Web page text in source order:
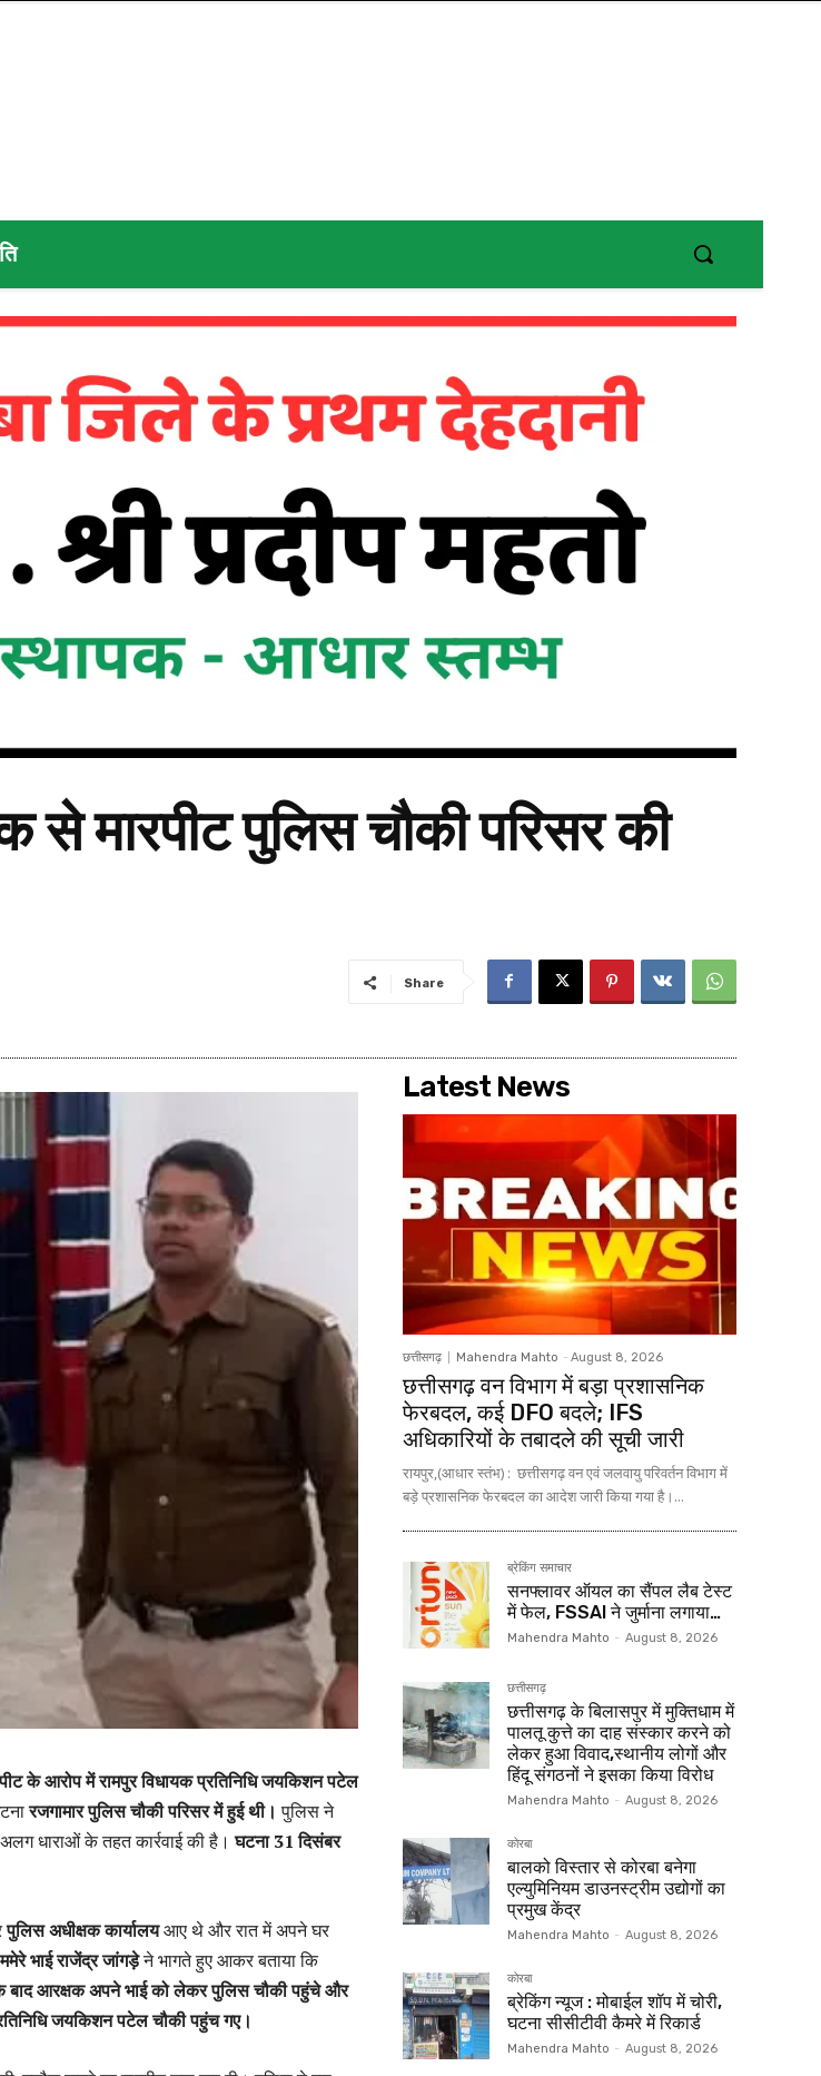
से मारपीट पुलिस चौकी परिसर की
Share
के आरोप में रामपुर विधायक प्रतिनिधि जयकिशन पटेल
रजगामार पुलिस चौकी परिसर में हुई थी। पुलिस ने
धाराओं के तहत कार्रवाई की है।घटना 31 दिसंबर
पुलिस अधीक्षक कार्यालयआए थे और रात में अपने घर
भाई राजेंद्र जांगड़ेने भागते हुए आकर बताया कि
आरक्षक अपने भाई को लेकर पुलिस चौकी पहुंचे और
जयकिशन पटेल चौकी पहुंच गए।
Latest News
छत्तीसगढ़ Mahendra Mahto - August 8, 2026
छत्तीसगढ़ वन विभाग में बड़ा प्रशासनिक
फेरबदल, कई DFO बदले; IFS
अधिकारियों के तबादले की सूची जारी
रायपुर,(आधार स्तंभ) : छत्तीसगढ़ वन एवं जलवायु परिवर्तन विभाग में
बड़े प्रशासनिक फेरबदल का आदेश जारी किया गया है।...
ब्रेकिंग समाचार
सनफ्लावर ऑयल का सैंपल लैब टेस्ट
में फेल, FSSAI ने जुर्माना लगाया…
Mahendra Mahto - August 8, 2026
छत्तीसगढ़
छत्तीसगढ़ के बिलासपुर में मुक्तिधाम में
पालतू कुत्ते का दाह संस्कार करने को
लेकर हुआ विवाद,स्थानीय लोगों और
हिंदू संगठनों ने इसका किया विरोध
Mahendra Mahto - August 8, 2026
कोरबा
बालको विस्तार से कोरबा बनेगा
एल्युमिनियम डाउनस्ट्रीम उद्योगों का
प्रमुख केंद्र
Mahendra Mahto - August 8, 2026
कोरबा
ब्रेकिंग न्यूज : मोबाईल शॉप में चोरी,
घटना सीसीटीवी कैमरे में रिकार्ड
Mahendra Mahto - August 8, 2026